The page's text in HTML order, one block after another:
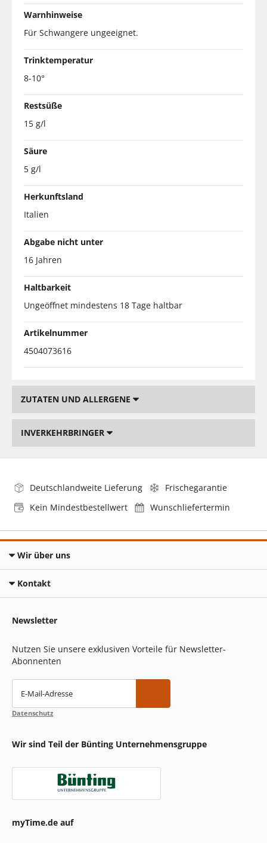
Warnhinweise
Für Schwangere ungeeignet.
Trinktemperatur
8-10°
Restsüße
15 g/l
Säure
5 g/l
Herkunftsland
Italien
Abgabe nicht unter
16 Jahren
Haltbarkeit
Ungeöffnet mindestens 18 Tage haltbar
Artikelnummer
4504073616
ZUTATEN UND ALLERGENE
INVERKEHRBRINGER
Deutschlandweite Lieferung
Frischegarantie
Kein Mindestbestellwert
Wunschliefertermin
Wir über uns
Kontakt
Newsletter
Nutzen Sie unsere exklusiven Vorteile für Newsletter-
Abonnenten
E-Mail-Adresse
Datenschutz
Wir sind Teil der Bünting Unternehmensgruppe
myTime.de auf